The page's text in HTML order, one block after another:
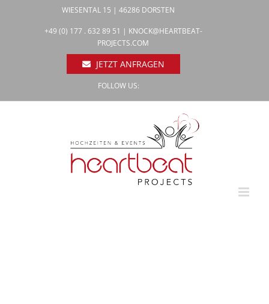
WIESENTAL 15 | 46286 DORSTEN
+49 (0) 177 . 632 89 51 | KNOCK@HEARTBEAT-
PROJECTS.COM
JETZT ANFRAGEN
FOLLOW US: